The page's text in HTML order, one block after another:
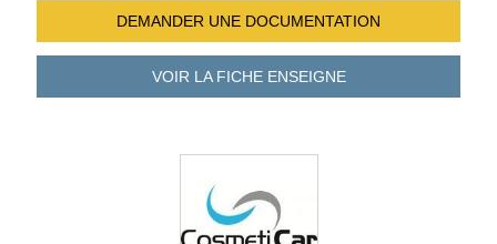
DEMANDER UNE DOCUMENTATION
VOIR LA FICHEENSEIGNE